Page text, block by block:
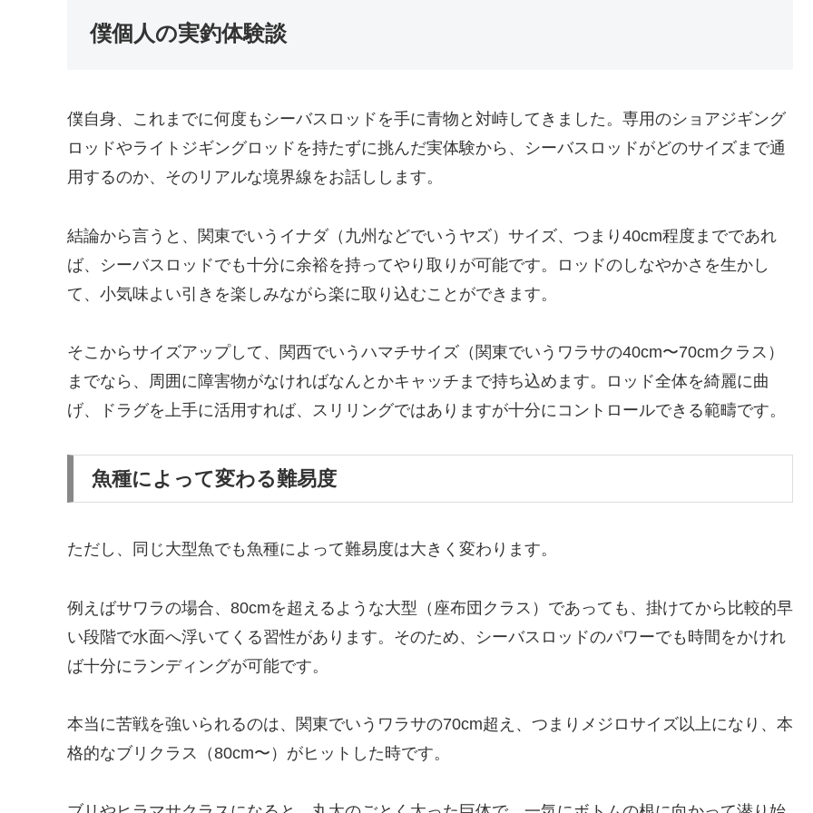
僕個人の実釣体験談
僕自身、これまでに何度もシーバスロッドを手に青物と対峙してきました。専用のショアジギング
ロッドやライトジギングロッドを持たずに挑んだ実体験から、シーバスロッドがどのサイズまで通
用するのか、そのリアルな境界線をお話しします。
結論から言うと、関東でいうイナダ（九州などでいうヤズ）サイズ、つまり40cm程度までであれ
ば、シーバスロッドでも十分に余裕を持ってやり取りが可能です。ロッドのしなやかさを生かし
て、小気味よい引きを楽しみながら楽に取り込むことができます。
そこからサイズアップして、関西でいうハマチサイズ（関東でいうワラサの40cm〜70cmクラス）
までなら、周囲に障害物がなければなんとかキャッチまで持ち込めます。ロッド全体を綺麗に曲
げ、ドラグを上手に活用すれば、スリリングではありますが十分にコントロールできる範疇です。
魚種によって変わる難易度
ただし、同じ大型魚でも魚種によって難易度は大きく変わります。
例えばサワラの場合、80cmを超えるような大型（座布団クラス）であっても、掛けてから比較的早
い段階で水面へ浮いてくる習性があります。そのため、シーバスロッドのパワーでも時間をかけれ
ば十分にランディングが可能です。
本当に苦戦を強いられるのは、関東でいうワラサの70cm超え、つまりメジロサイズ以上になり、本
格的なブリクラス（80cm〜）がヒットした時です。